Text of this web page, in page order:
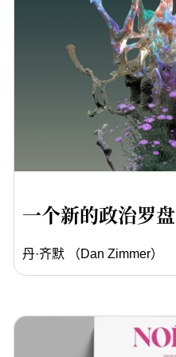
一个新的政治罗盘
丹·齐默 （Dan Zimmer）